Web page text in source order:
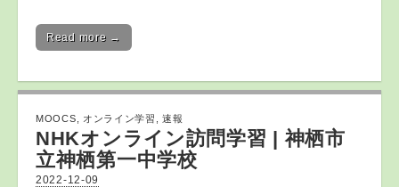
Read more →
MOOCS オンライン学習 ,速報
NHKオンライン訪問学習 | 神栖市
立神栖第一中学校
2022-12-09